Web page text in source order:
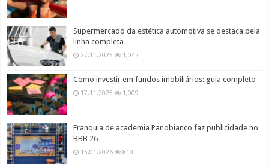
Supermercado da estética automotiva se destaca pela
linha completa
27.11.2025 1,042
Como investir em fundos imobiliários: guia completo
17.11.2025 1,009
Franquia de academia Panobianco faz publicidade no
BBB 26
15.01.2026 810